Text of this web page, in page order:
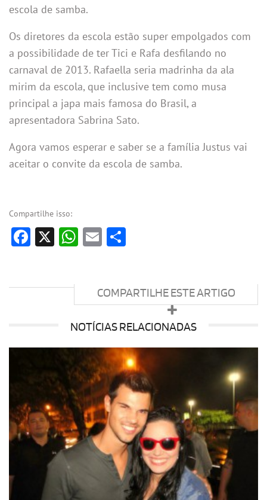
escola de samba.
Os diretores da escola estão super empolgados com
a possibilidade de ter Tici e Rafa desfilando no
carnaval de 2013. Rafaella seria madrinha da ala
mirim da escola, que inclusive tem como musa
principal a japa mais famosa do Brasil, a
apresentadora Sabrina Sato.
Agora vamos esperar e saber se a família Justus vai
aceitar o convite da escola de samba.
Compartilhe isso:
Facebook
X WhatsApp
Email
COMPARTILHE ESTE ARTIGO
NOTÍCIAS RELACIONADAS